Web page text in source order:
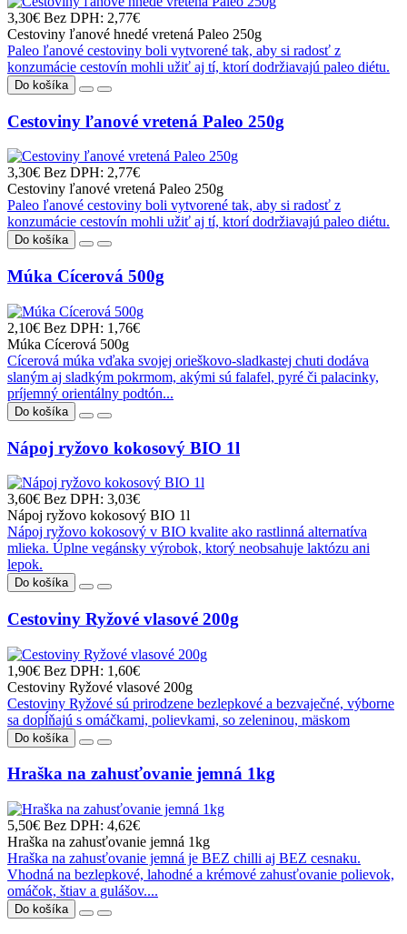
3,30€ Bez DPH: 2,77€
Cestoviny ľanové hnedé vretená Paleo 250g
Paleo ľanové cestoviny boli vytvorené tak, aby si radosť z
konzumácie cestovín mohli užiť aj tí, ktorí dodržiavajú paleo diétu.
Do košíka
Cestoviny ľanové vretená Paleo 250g
3,30€ Bez DPH: 2,77€
Cestoviny ľanové vretená Paleo 250g
Paleo ľanové cestoviny boli vytvorené tak, aby si radosť z
konzumácie cestovín mohli užiť aj tí, ktorí dodržiavajú paleo diétu.
Do košíka
Múka Cícerová 500g
2,10€ Bez DPH: 1,76€
Múka Cícerová 500g
Cícerová múka vďaka svojej orieškovo-sladkastej chuti dodáva
slaným aj sladkým pokrmom, akými sú falafel, pyré či palacinky,
príjemný orientálny podtón...
Do košíka
Nápoj ryžovo kokosový BIO 1l
3,60€ Bez DPH: 3,03€
Nápoj ryžovo kokosový BIO 1l
Nápoj ryžovo kokosový v BIO kvalite ako rastlinná alternatíva
mlieka. Úplne vegánsky výrobok, ktorý neobsahuje laktózu ani
lepok.
Do košíka
Cestoviny Ryžové vlasové 200g
1,90€ Bez DPH: 1,60€
Cestoviny Ryžové vlasové 200g
Cestoviny Ryžové sú prirodzene bezlepkové a bezvaječné, výborne
sa dopĺňajú s omáčkami, polievkami, so zeleninou, mäskom
Do košíka
Hraška na zahusťovanie jemná 1kg
5,50€ Bez DPH: 4,62€
Hraška na zahusťovanie jemná 1kg
Hraška na zahusťovanie jemná je BEZ chilli aj BEZ cesnaku.
Vhodná na bezlepkové, lahodné a krémové zahusťovanie polievok,
omáčok, štiav a gulášov....
Do košíka